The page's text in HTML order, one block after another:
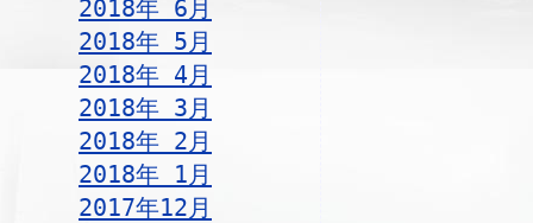
2018年 6月
2018年 5月
2018年 4月
2018年 3月
2018年 2月
2018年 1月
2017年12月